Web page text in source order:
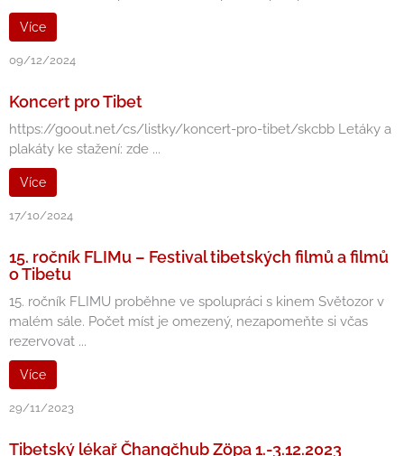
Více
09/12/2024
Koncert pro Tibet
https://goout.net/cs/listky/koncert-pro-tibet/skcbb Letáky a
plakáty ke stažení: zde ...
Více
17/10/2024
15. ročník FLIMu – Festival tibetských filmů a filmů
o Tibetu
15. ročník FLIMU proběhne ve spolupráci s kinem Světozor v
malém sále. Počet míst je omezený, nezapomeňte si včas
rezervovat ...
Více
29/11/2023
Tibetský lékař Čhangčhub Zöpa 1.-3.12.2023